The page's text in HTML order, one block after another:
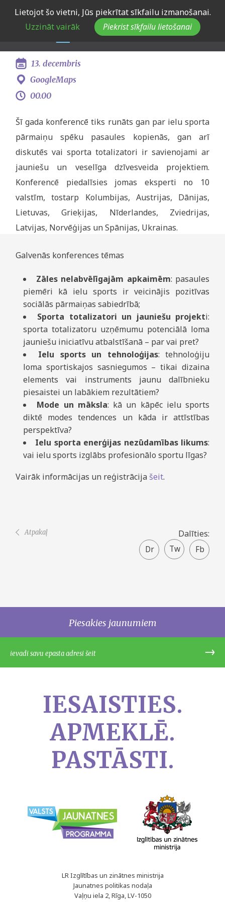
Lietojot šo vietni, Jūs piekrītat sīkfailu izmanošanai.
Uzzināt vairāk
Piekrist sīkfailu lietošanai
Konference “Medicines for
Worlds Ghetto’s”
GoogleMaps
13. decembris
00.00
Šī gada konferencē tiks runāts gan par ielu sporta
pārmaiņu spēku pasaules kopienās, gan arī
diskutēs vai sporta totalizatori ir savienojami ar
jauniešu un veselīga dzīvesveida projektiem.
Konferencē piedalīsies jomas eksperti no 10
valstīm, tostarp Kolumbijas, Austrijas, Dānijas,
Lietuvas, Grieķijas, Nīderlandes, Zviedrijas,
Latvijas, Norvēģijas un Spānijas, Ukrainas.
Galvenās konferences tēmas
Zāles nelabvēlīgajām apkaimēm: pasaules
piemēri kā ielu sports ir veicinājis pozitīvas
sociālās pārmaiņas sabiedrībā;
Sporta totalizatori un jauniešu projekti:
sporta totalizatoru uzņēmumu potenciālā loma
jauniešu iniciatīvu atbalstīšanā – par vai pret?
Ielu sports un tehnoloģijas: tehnoloģiju
loma sportiskajos sasniegumos – tikai dizaina
elements vai instruments jaunu dalībnieku
piesaistei un labākiem rezultātiem?
Mode un māksla: kā un kāpēc ielu sports
diktē modes tendences un kāda ir attīstības
perspektīva?
Ielu sporta enerģijas nezūdamības likums:
vai ielu sports izglābs profesionālo sportu līgas?
Vairāk informācijas un reģistrācija šeit.
Dalīties:
Facebook
share
Twitter
Atpakaļ
Piesakies jaunumiem
IESAISTIES.
APMEKLĒ.
PASTĀSTI.
LR Izglītības un zinātnes ministrija
Jaunatnes politikas nodaļa
Vaļņu iela 2, Rīga, LV-1050